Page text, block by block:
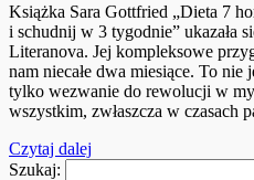
Książka Sara Gottfried „Dieta 7
i schudnij w 3 tygodnie” ukazała
Literanova. Jej kompleksowe
nam niecałe dwa miesiące. To
tylko wezwanie do rewolucji w
wszystkim, zwłaszcza w czasach
Czytaj dalej
Szukaj: